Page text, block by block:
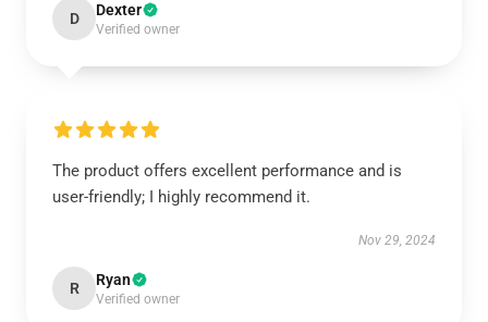
D Dexter
Verified owner
The product offers excellent performance and is
user-friendly; I highly recommend it.
Nov 29, 2024
R Ryan
Verified owner